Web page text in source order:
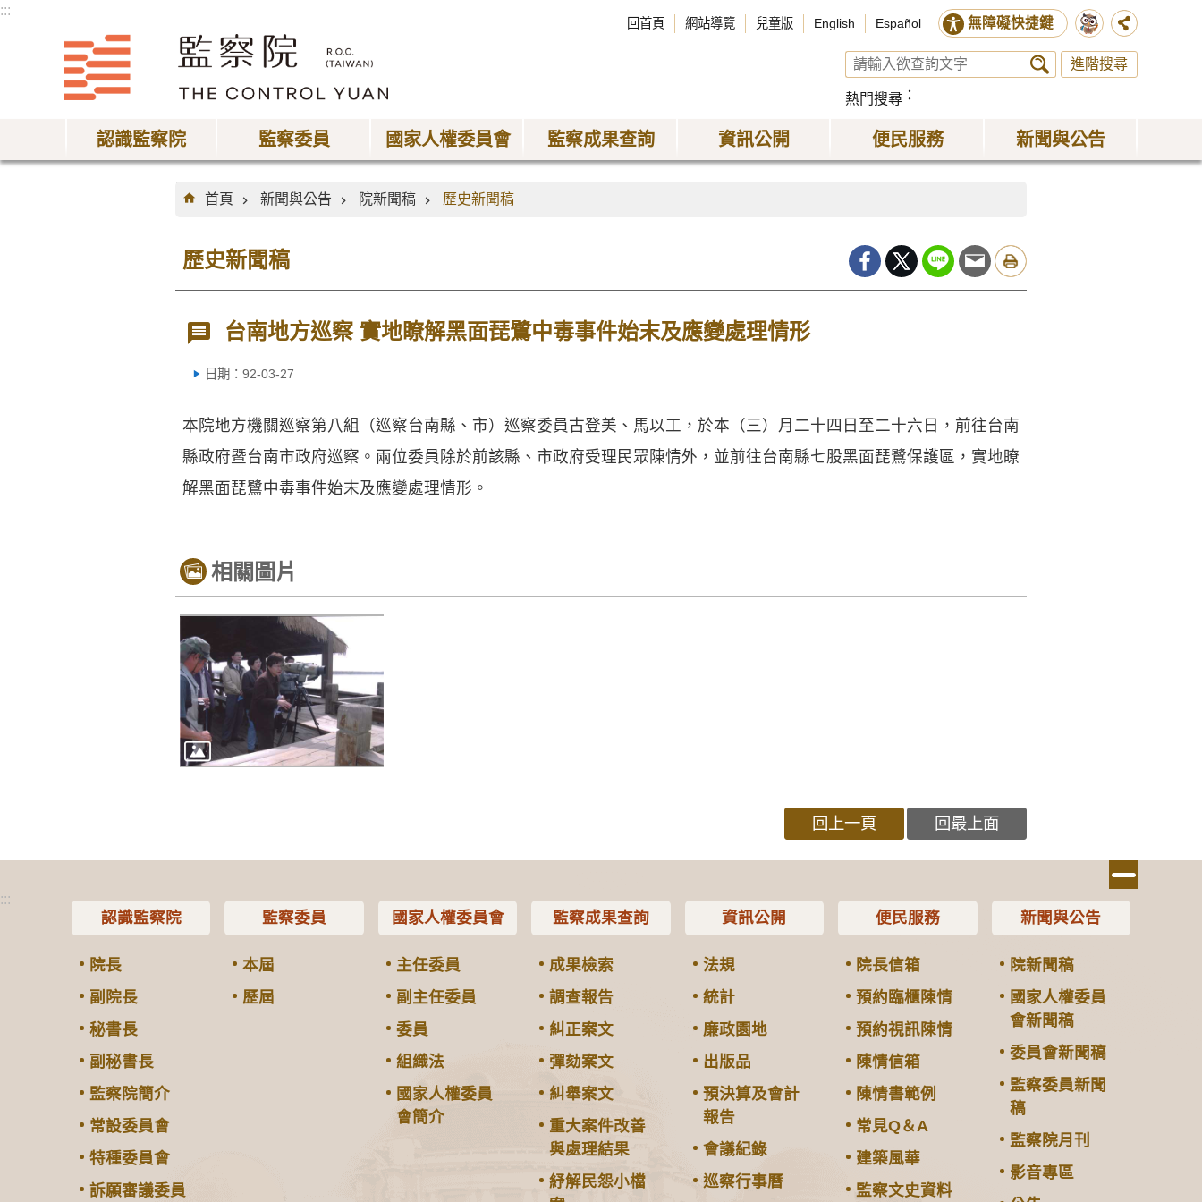
:::
回首頁 網站導覽 兒童版 English Español 無障礙快捷鍵
進階搜尋
熱門搜尋
認識監察院 監察委員 國家人權委員會 監察成果查詢 資訊公開 便民服務 新聞與公告
:::
首頁
新聞與公告 院新聞稿 歷史新聞稿
歷史新聞稿
台南地方巡察 實地瞭解黑面琵鷺中毒事件始末及應變處理情形
日期：92-03-27
本院地方機關巡察第八組（巡察台南縣、市）巡察委員古登美、馬以工，於本（三）月二十四日至二十六日，前往台南
縣政府暨台南市政府巡察。兩位委員除於前該縣、市政府受理民眾陳情外，並前往台南縣七股黑面琵鷺保護區，實地瞭
解黑面琵鷺中毒事件始末及應變處理情形。
相關圖片
回上一頁 回最上面
:::
認識監察院
院長
副院長
秘書長
副秘書長
監察院簡介
常設委員會
特種委員會
訴願審議委員
監察委員
本屆
歷屆
國家人權委員會
主任委員
副主任委員
委員
組織法
國家人權委員
會簡介
監察成果查詢
成果檢索
調查報告
糾正案文
彈劾案文
糾舉案文
重大案件改善
與處理結果
紓解民怨小檔
資訊公開
法規
統計
廉政園地
出版品
預決算及會計
報告
會議紀錄
巡察行事曆
便民服務
院長信箱
預約臨櫃陳情
預約視訊陳情
陳情信箱
陳情書範例
常見Q＆A
建築風華
監察文史資料
新聞與公告
院新聞稿
國家人權委員
會新聞稿
委員會新聞稿
監察委員新聞
稿
監察院月刊
影音專區